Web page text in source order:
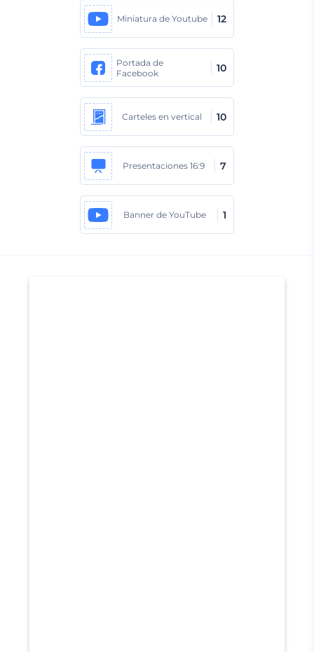
Miniatura de Youtube 12
Portada de
Facebook
10
Carteles en vertical 10
Presentaciones 16:9 7
Banner de YouTube 1